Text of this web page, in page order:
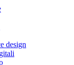
design